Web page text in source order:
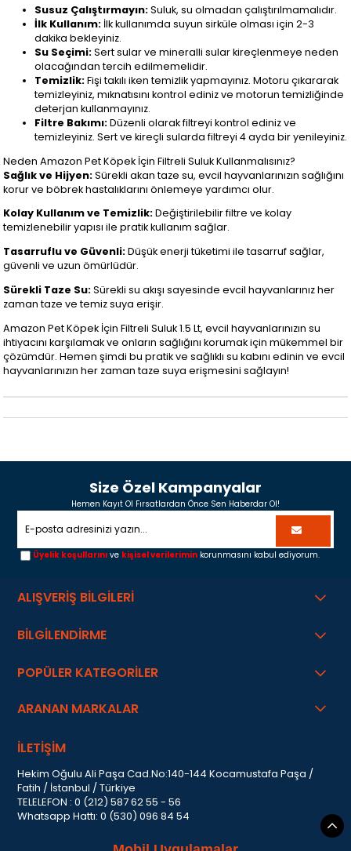
Susuz Çalıştırmayın:Suluk, su olmadan çalıştırılmamalıdır.
İlk Kullanım: İlk kullanımda suyun sirküle olması için 2-3
dakika bekleyiniz.
Su Seçimi:Sert sular ve mineralli sular kireçlenmeye neden
olacağından tercih edilmemelidir.
Temizlik:Fişi takılı iken temizlik yapmayınız. Motoru çıkararak
temizleyiniz, mıknatısını kontrol ediniz ve motorun temizliğinde
deterjan kullanmayınız.
Filtre Bakımı:Düzenli olarak filtreyi kontrol ediniz ve
temizleyiniz. Sert ve kireçli sularda filtreyi 4 ayda bir yenileyiniz.
Neden Amazon Pet Köpek İçin Filtreli Suluk Kullanmalısınız?
Sağlık ve Hijyen:Sürekli akan taze su, evcil hayvanlarınızın sağlığını
korur ve böbrek hastalıklarını önlemeye yardımcı olur.
Kolay Kullanım ve Temizlik:Değiştirilebilir filtre ve kolay
temizlenebilir yapısı ile pratik kullanım sağlar.
Tasarruflu ve Güvenli:Düşük enerji tüketimi ile tasarruf sağlar,
güvenli ve uzun ömürlüdür.
Sürekli Taze Su:Sürekli su akışı sayesinde evcil hayvanlarınız her
zaman taze ve temiz suya erişir.
Amazon Pet Köpek İçin Filtreli Suluk 1.5 Lt, evcil hayvanlarınızın su
ihtiyacını karşılamak ve onların sağlığını korumak için mükemmel bir
çözümdür. Hemen şimdi bu pratik ve sağlıklı su kabını edinin ve evcil
hayvanlarınızın her zaman taze suya erişmesini sağlayın!
Size Özel Kampanyalar
Hemen Kayıt Ol Fırsatlardan Önce Sen Haberdar Ol!
Üyelik koşullarını ve kişisel verilerimin korunmasını kabul ediyorum.
ALIŞVERİŞ BİLGİLERİ
BİLGİLENDİRME
POPÜLER KATEGORİLER
ARANAN MARKALAR
İLETİŞİM
Hekim Oğulu Ali Paşa Cad.No:140-144 Kocamustafa Paşa /
Fatih / İstanbul / Türkiye
TELELEFON : 0 (212) 587 62 55 - 56
Whatsapp Hattı: 0 (530) 096 84 54